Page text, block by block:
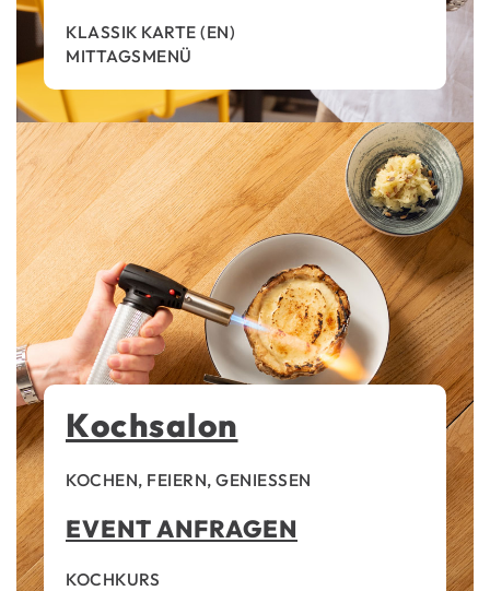
KLASSIK KARTE (EN)
MITTAGSMENÜ
Kochsalon
KOCHEN, FEIERN, GENIESSEN
EVENT ANFRAGEN
KOCHKURS